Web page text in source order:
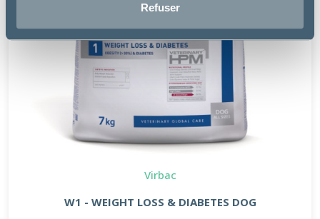
Refuser
Virbac
W1 - WEIGHT LOSS & DIABETES DOG